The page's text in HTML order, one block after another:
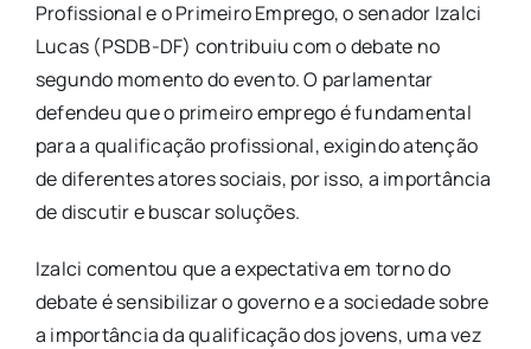
Profissional e o Primeiro Emprego, o senador Izalci
Lucas (PSDB-DF) contribuiu com o debate no
segundo momento do evento. O parlamentar
defendeu que o primeiro emprego é fundamental
para a qualificação profissional, exigindo atenção
de diferentes atores sociais, por isso, a importância
de discutir e buscar soluções.
Izalci comentou que a expectativa em torno do
debate é sensibilizar o governo e a sociedade sobre
a importância da qualificação dos jovens, uma vez